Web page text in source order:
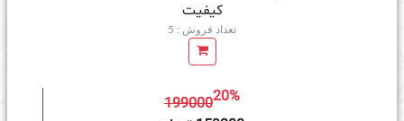
کیفیت
تعداد فروش : 5
19900020%